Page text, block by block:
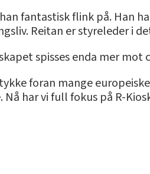
fantastisk flink på. Han
Reitan er styreleder i
spisses enda mer mot
foran mange
har vi full fokus på R-